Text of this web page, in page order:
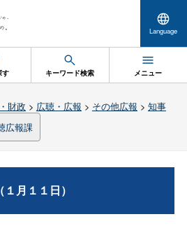
Language
す キーワード検索 メニュー
財政 > 広聴・広報 > その他広報 > 知事
広報課
月１１日）